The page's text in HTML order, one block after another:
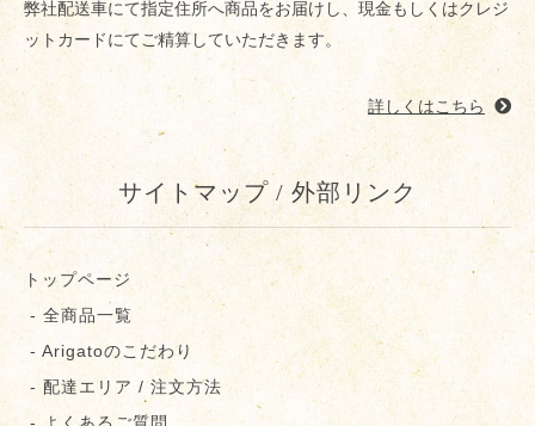
弊社配送車にて指定住所へ商品をお届けし、現金もしくはクレジ
ットカードにてご精算していただきます。
詳しくはこちら
サイトマップ / 外部リンク
トップページ
- 全商品一覧
- Arigatoのこだわり
- 配達エリア / 注文方法